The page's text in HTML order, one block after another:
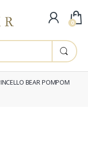
BEAR POMPOM
0